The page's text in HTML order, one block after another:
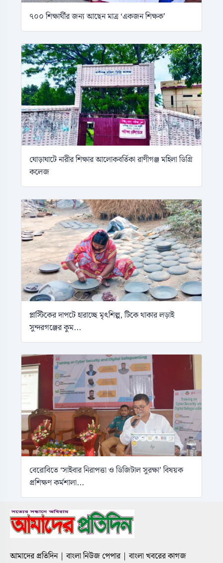
৭০০ শিক্ষার্থীর জন্য আছেন মাত্র ‘একজন শিক্ষক’
ঘোড়াঘাটে নারীর শিক্ষার আলোকবর্তিকা রাণীগঞ্জ মহিলা ডিগ্রি
কলেজ
প্লাস্টিকের দাপটে হারাচ্ছে মৃৎশিল্প, টিকে থাকার লড়াই
সুন্দরগঞ্জের কুম...
বেরোবিতে ‘সাইবার নিরাপত্তা ও ডিজিটাল সুরক্ষা’ বিষয়ক
প্রশিক্ষণ কর্মশালা...
আমাদের প্রতিদিন | বাংলা নিউজ পেপার | বাংলা খবরের কাগজ